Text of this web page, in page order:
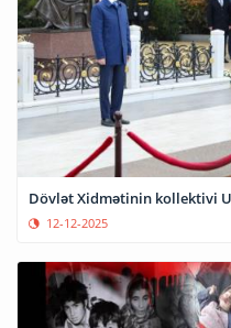
Dövlət Xidmətinin kollektivi
12-12-2025